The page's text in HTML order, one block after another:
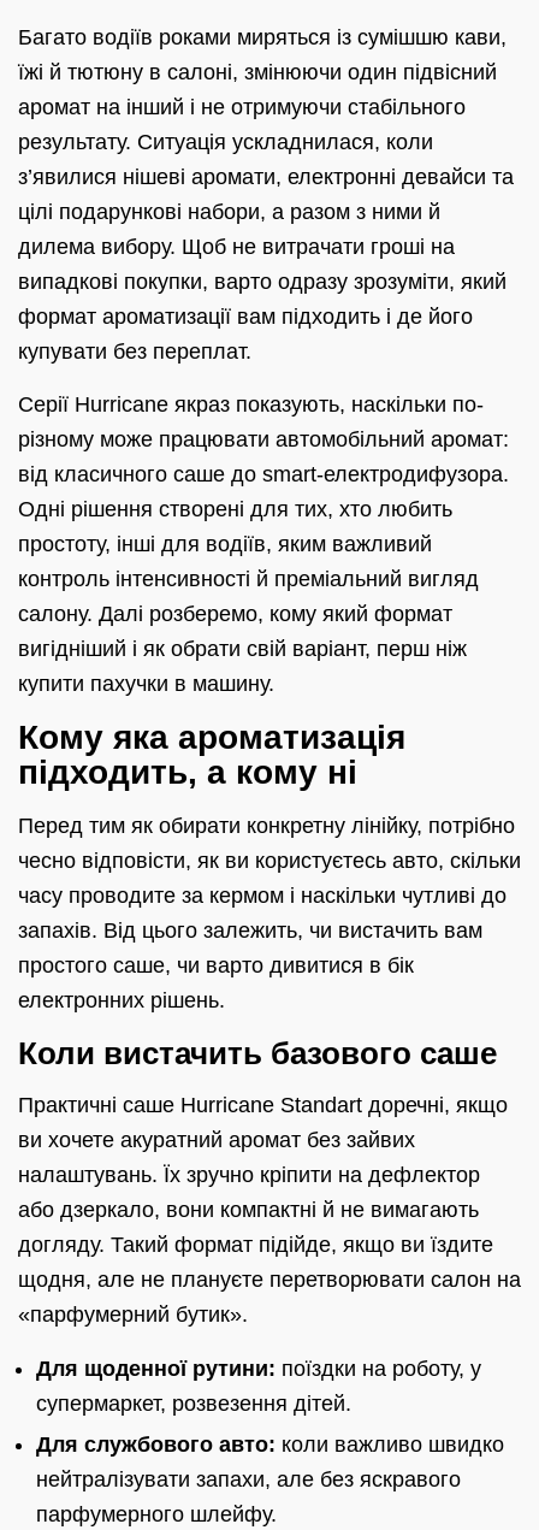
Багато водіїв роками миряться із сумішшю кави,
їжі й тютюну в салоні, змінюючи один підвісний
аромат на інший і не отримуючи стабільного
результату. Ситуація ускладнилася, коли
з’явилися нішеві аромати, електронні девайси та
цілі подарункові набори, а разом з ними й
дилема вибору. Щоб не витрачати гроші на
випадкові покупки, варто одразу зрозуміти, який
формат ароматизації вам підходить і де його
купувати без переплат.
Серії Hurricane якраз показують, наскільки по-
різному може працювати автомобільний аромат:
від класичного саше до smart-електродифузора.
Одні рішення створені для тих, хто любить
простоту, інші для водіїв, яким важливий
контроль інтенсивності й преміальний вигляд
салону. Далі розберемо, кому який формат
вигідніший і як обрати свій варіант, перш ніж
купити пахучки в машину.
Кому яка ароматизація
підходить, а кому ні
Перед тим як обирати конкретну лінійку, потрібно
чесно відповісти, як ви користуєтесь авто, скільки
часу проводите за кермом і наскільки чутливі до
запахів. Від цього залежить, чи вистачить вам
простого саше, чи варто дивитися в бік
електронних рішень.
Коли вистачить базового саше
Практичні саше Hurricane Standart доречні, якщо
ви хочете акуратний аромат без зайвих
налаштувань. Їх зручно кріпити на дефлектор
або дзеркало, вони компактні й не вимагають
догляду. Такий формат підійде, якщо ви їздите
щодня, але не плануєте перетворювати салон на
«парфумерний бутик».
Для щоденної рутини: поїздки на роботу, у
супермаркет, розвезення дітей.
Для службового авто: коли важливо швидко
нейтралізувати запахи, але без яскравого
парфумерного шлейфу.